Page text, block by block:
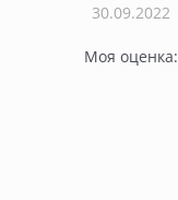
30.09.2022
Моя оценка: